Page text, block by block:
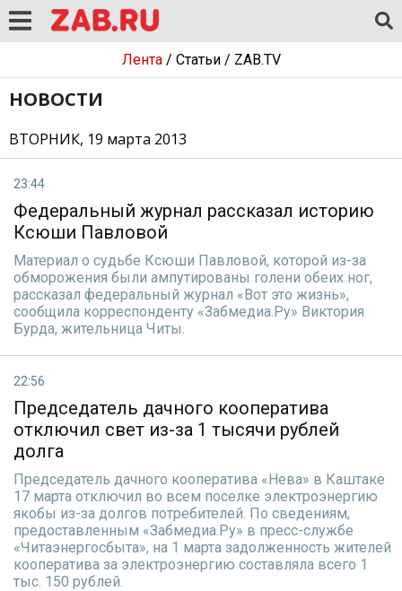
Лента/ Статьи/ ZAB.TV
НОВОСТИ
ВТОРНИК, 19 марта 2013
23:44
Федеральный журнал рассказал историю
Ксюши Павловой
Материал о судьбе Ксюши Павловой, которой из-за
обморожения были ампутированы голени обеих ног,
рассказал федеральный журнал «Вот это жизнь»,
сообщила корреспонденту «Забмедиа.Ру» Виктория
Бурда, жительница Читы.
22:56
Председатель дачного кооператива
отключил свет из-за 1 тысячи рублей
долга
Председатель дачного кооператива «Нева» в Каштаке
17 марта отключил во всем поселке электроэнергию
якобы из-за долгов потребителей. По сведениям,
предоставленным «Забмедиа.Ру» в пресс-службе
«Читаэнергосбыта», на 1 марта задолженность жителей
кооператива за электроэнергию составляла всего 1
тыс. 150 рублей.